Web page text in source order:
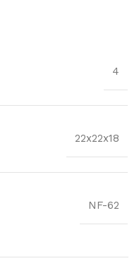
4
22x22x18
NF-62